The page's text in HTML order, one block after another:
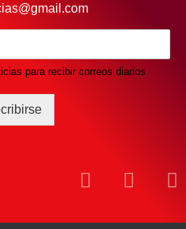
para recibir correos diarios